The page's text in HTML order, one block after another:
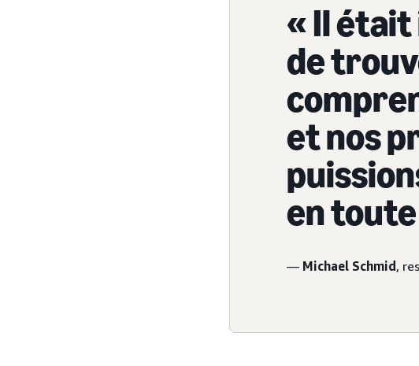
« Il
de
et nos
en
— Michael Schmid ,